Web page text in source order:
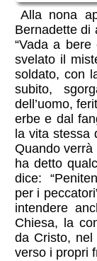
Alla nona
Bernadette di
“Vada a
svelato il
soldato, con
subito,
dell’uomo,
erbe e dal
la vita stessa
Quando verrà
ha detto
dice:
per i
intendere
Chiesa, la
da Cristo, nel
verso i propri